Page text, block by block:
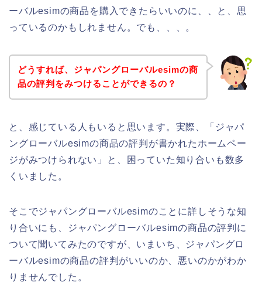
ーバルesimの商品を購入できたらいいのに、、と、思
っているのかもしれません。でも、、、。
どうすれば、ジャパングローバルesimの商
品の評判をみつけることができるの？
と、感じている人もいると思います。実際、「ジャパ
ングローバルesimの商品の評判が書かれたホームペー
ジがみつけられない」と、困っていた知り合いも数多
くいました。
そこでジャパングローバルesimのことに詳しそうな知
り合いにも、ジャパングローバルesimの商品の評判に
ついて聞いてみたのですが、いまいち、ジャパングロ
ーバルesimの商品の評判がいいのか、悪いのかがわか
りませんでした。